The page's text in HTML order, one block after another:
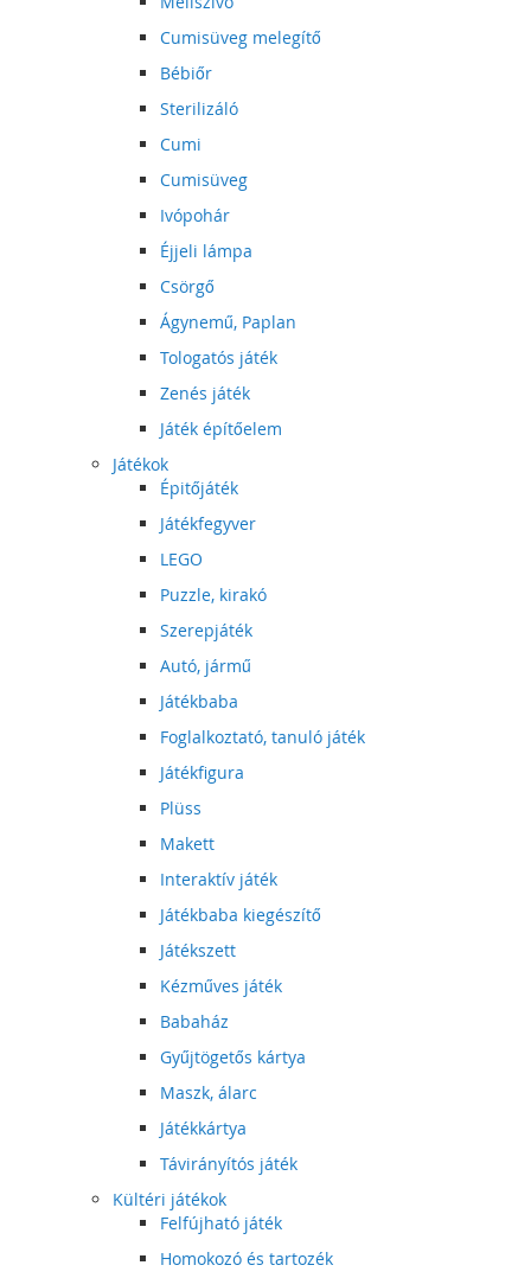
Cumisüveg melegítő
Bébiőr
Sterilizáló
Cumi
Cumisüveg
Ivópohár
Éjjeli lámpa
Csörgő
Ágynemű, Paplan
Tologatós játék
Zenés játék
Játék építőelem
Játékok
Épitőjáték
Játékfegyver
LEGO
Puzzle, kirakó
Szerepjáték
Autó, jármű
Játékbaba
Foglalkoztató, tanuló játék
Játékfigura
Plüss
Makett
Interaktív játék
Játékbaba kiegészítő
Játékszett
Kézműves játék
Babaház
Gyűjtögetős kártya
Maszk, álarc
Játékkártya
Távirányítós játék
Kültéri játékok
Felfújható játék
Homokozó és tartozék